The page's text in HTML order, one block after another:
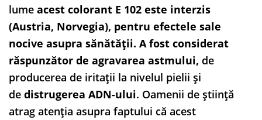
lume acest colorant E 102 este interzis
(Austria, Norvegia), pentru efectele sale
nocive asupra sănătății. A fost considerat
răspunzător de agravarea astmului, de
producerea de iritații la nivelul pielii și
de distrugerea ADN-ului. Oamenii de știință
atrag atenția asupra faptului că acest